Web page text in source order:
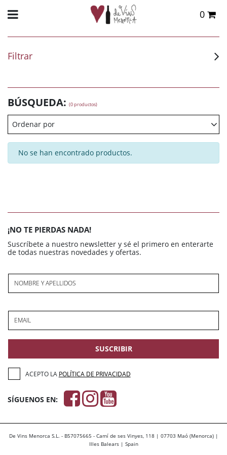
0
Filtrar
BÚSQUEDA: (0 productos)
Ordenar por
No se han encontrado productos.
¡NO TE PIERDAS NADA!
Suscríbete a nuestro newsletter y sé el primero en enterarte
de todas nuestras novedades y ofertas.
NOMBRE Y APELLIDOS
EMAIL
SUSCRIBIR
ACEPTO LA POLÍTICA DE PRIVACIDAD
SÍGUENOS EN:
De Vins Menorca S.L. - B57075665 - Camí de ses Vinyes, 118 | 07703 Maó (Menorca) |
Illes Balears | Spain